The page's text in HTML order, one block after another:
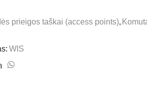
prieigos taškai (access points),
WIS